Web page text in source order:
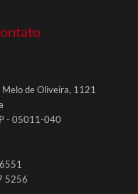
QComm Comunicação
Fale conosco
Melo de Oliveira, 1121
- 05011-040
5256